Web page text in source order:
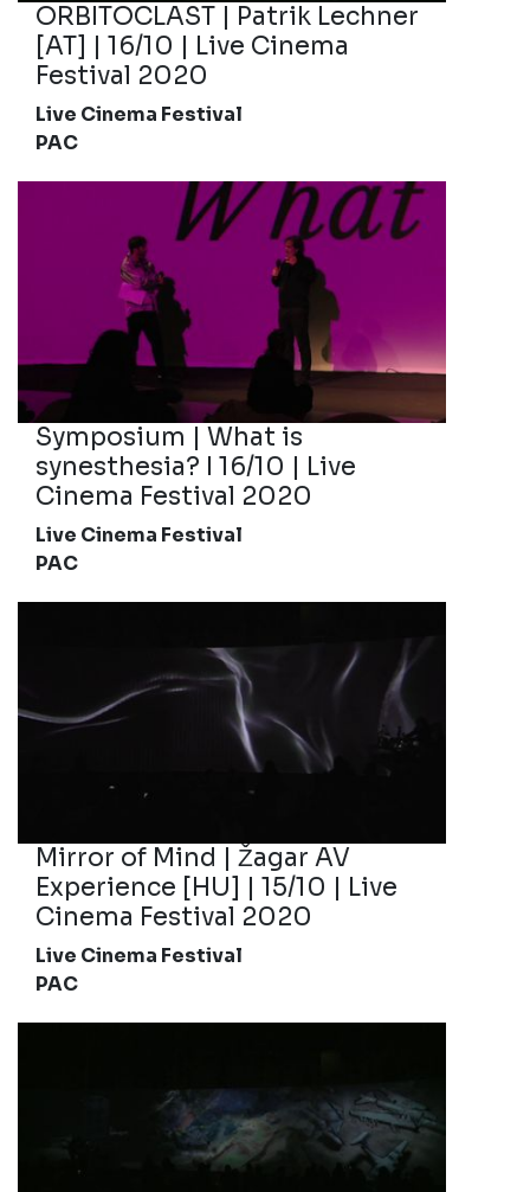
ORBITOCLAST | Patrik Lechner
[AT] | 16/10 | Live Cinema
Festival 2020
Live Cinema Festival
PAC
Symposium | What is
synesthesia? I 16/10 | Live
Cinema Festival 2020
Live Cinema Festival
PAC
Mirror of Mind | Žagar AV
Experience [HU] | 15/10 | Live
Cinema Festival 2020
Live Cinema Festival
PAC